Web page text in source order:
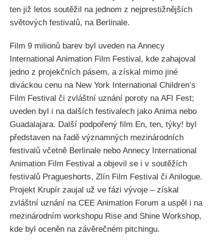
ten již letos soutěžil na jednom z nejprestižnějších
světových festivalů, na Berlinale.
Film 9 milionů barev byl uveden na Annecy
International Animation Film Festival, kde zahajoval
jedno z projekčních pásem, a získal mimo jiné
diváckou cenu na New York International Children’s
Film Festival či zvláštní uznání poroty na AFI Fest;
uveden byl i na dalších festivalech jako Anima nebo
Guadalajara. Další podpořený film En, ten, týky! byl
představen na řadě významných mezinárodních
festivalů včetně Berlinale nebo Annecy International
Animation Film Festival a objevil se i v soutěžích
festivalů Pragueshorts, Zlín Film Festival či Anilogue.
Projekt Krupír zaujal už ve fázi vývoje – získal
zvláštní uznání na CEE Animation Forum a uspěl i na
mezinárodním workshopu Rise and Shine Workshop,
kde byl oceněn na závěrečném pitchingu.